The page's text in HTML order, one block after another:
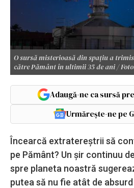
O sursă misterioasă din spațiu a
către Pământ în ultimii 35 de ani /
Adaugă-ne ca sursă
Urmărește-ne pe
Încearcă extratereștrii să
pe Pământ? Un șir continuu
spre planeta noastră
putea să nu fie atât de